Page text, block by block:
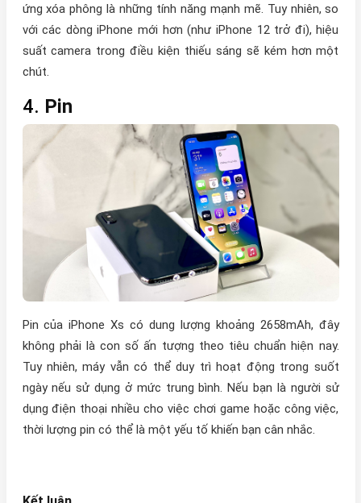
ứng xóa phông là những tính năng mạnh mẽ. Tuy nhiên, so
với các dòng iPhone mới hơn (như iPhone 12 trở đi), hiệu
suất camera trong điều kiện thiếu sáng sẽ kém hơn một
chút.
4. Pin
Pin của iPhone Xs có dung lượng khoảng 2658mAh, đây
không phải là con số ấn tượng theo tiêu chuẩn hiện nay.
Tuy nhiên, máy vẫn có thể duy trì hoạt động trong suốt
ngày nếu sử dụng ở mức trung bình. Nếu bạn là người sử
dụng điện thoại nhiều cho việc chơi game hoặc công việc,
thời lượng pin có thể là một yếu tố khiến bạn cân nhắc.